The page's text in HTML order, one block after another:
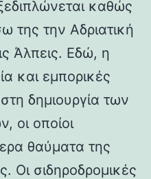
καθώς
της την Αδριατική
Άλπεις. Εδώ, η
και εμπορικές
δημιουργία των
οι οποίοι
θαύματα της
Οι σιδηροδρομικές